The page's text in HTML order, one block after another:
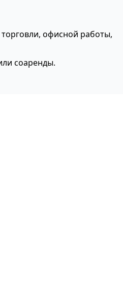
офисной работы,
соаренды.